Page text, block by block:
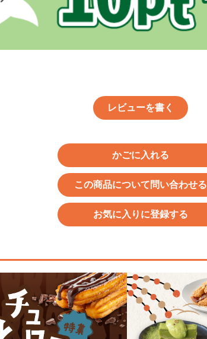
レビューを書く
かごに入れる
この商品について問い合わせる
お気に入りに登録する